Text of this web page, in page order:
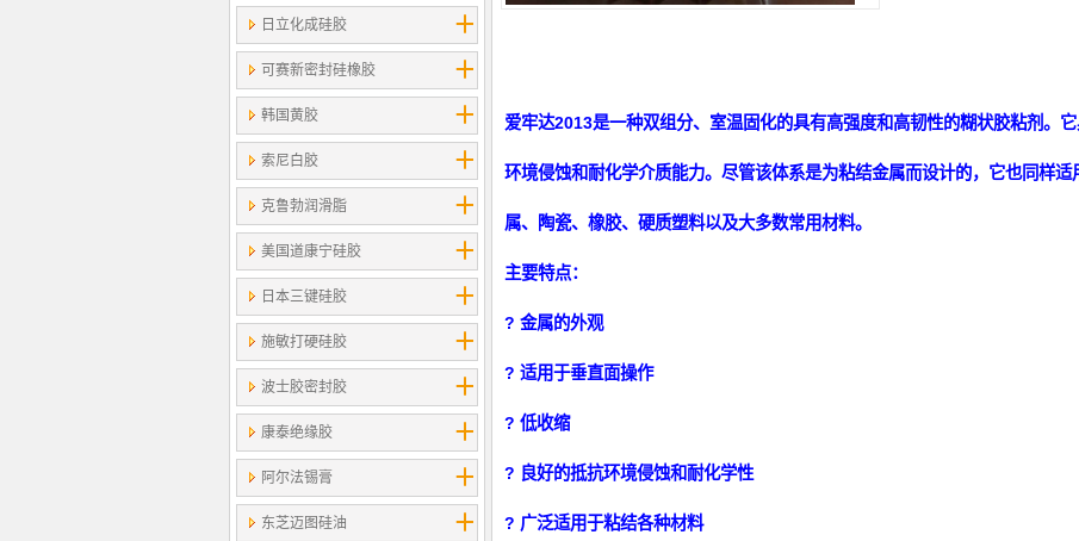
日立化成硅胶
可赛新密封硅橡胶
韩国黄胶
索尼白胶
克鲁勃润滑脂
美国道康宁硅胶
日本三键硅胶
施敏打硬硅胶
波士胶密封胶
康泰绝缘胶
阿尔法锡膏
东芝迈图硅油
爱牢达2013是一种双组分、室温固化的具有高强度和高韧性的糊状胶粘剂。
环境侵蚀和耐化学介质能力。尽管该体系是为粘结金属而设计的，它也同样
属、陶瓷、橡胶、硬质塑料以及大多数常用材料。
主要特点：
? 金属的外观
? 适用于垂直面操作
? 低收缩
? 良好的抵抗环境侵蚀和耐化学性
? 广泛适用于粘结各种材料